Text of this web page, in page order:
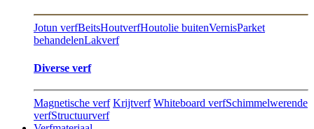
Jotun verfBeitsHoutverfHoutolie buitenVernisParket
behandelenLakverf
Diverse verf
Magnetische verf Krijtverf Whiteboard verfSchimmelwerende
verfStructuurverf